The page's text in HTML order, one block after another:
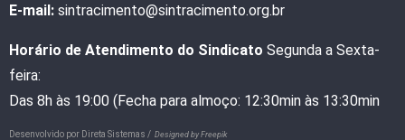
E-mail: sintracimento@sintracimento.org.br
Horário de Atendimento do Sindicato Segunda a Sexta-
feira:
Das 8h às 19:00 (Fecha para almoço: 12:30min às 13:30min
Desenvolvido por Direta Sistemas / Designed by Freepik